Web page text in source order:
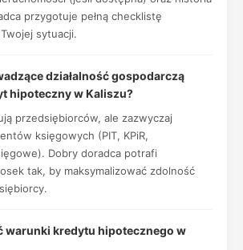
przygotuje pełną checklistę
sytuacji.
działalność gospodarczą
hipoteczny w Kaliszu?
przedsiębiorców, ale zazwyczaj
księgowych (PIT, KPiR,
Dobry doradca potrafi
tak, by maksymalizować zdolność
warunki kredytu hipotecznego w